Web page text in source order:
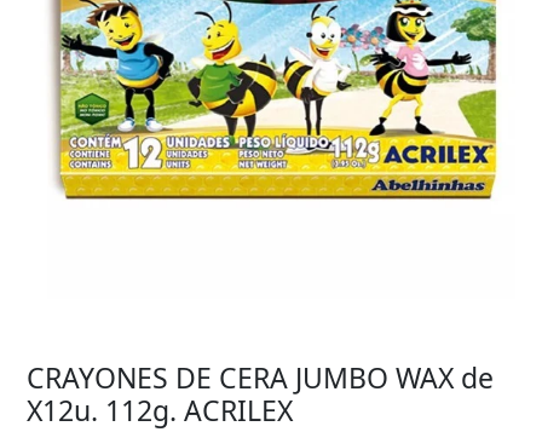
CRAYONES DE CERA JUMBO WAX de
X12u. 112g. ACRILEX